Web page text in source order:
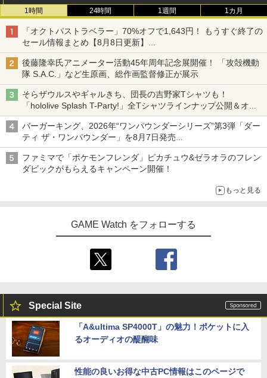
1時間 24時間 1週間 1カ月
「オクトパストラベラー」70%オフで1,643円！ もうすぐ終了の
セール情報まとめ【8月8日更新】
ニンテンドーeショップでは「大神 絶景版」が67%オフで990円
後藤隆幸氏アニメーター活動45年周年記念展開催！ 「攻殻機動
隊 S.A.C.」など生原画、総作画監督修正が展示
そらザウルスやギャルきち、団長の吉野家Tシャツも！
「hololive Splash T-Party!」全Tシャツラインナップ公開＆オン
ライン販売開始
バーガーキング、2026年“ワンパウンダーシリーズ”第3弾「ダー
ティ ザ・ワンパウンダー」を8月7日発売
「特製ガーリックマヨソース」を使用した超大型チーズバーガー
ファミマで「ポケモンフレンダ」ピカチュウ&ゼラオラのフレン
ダピックがもらえるキャンペーン開催！
もっと見る
GAME Watch をフォローする
Special Site
「A&ultima SP4000T」の魅力！ポケットに入
るオーディオの醍醐味
性能の良いお得な中古PC情報はこのページで